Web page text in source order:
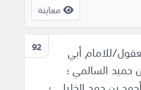
معاينة
92
للامام أبي
حميد السالمي ؛